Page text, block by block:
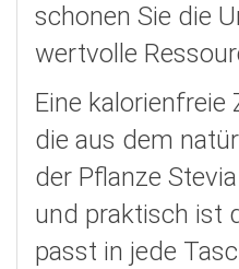
schonen Sie die
wertvolle
Eine kalorienfreie
die aus dem
der Pflanze
und praktisch ist
passt in jede